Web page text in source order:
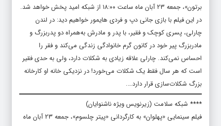
برتون»، جمعه ۲۳ آبان ماه ساعت ۱۸:۰۰ از شبکه امید پخش خواهد شد.
در این فیلم با بازی جانی دپ و فردی هایمور خواهیم دید: در لندن
چارلی، پسری کوچک و فقیر، با پدر و مادرش به‌همراه دو پدربزرگ و
مادربزرگ پیر خود در کانون گرم خانوادگی زندگی می‌کند و فقر را
احساس نمی‌کند. چارلی علاقه‌ زیادی به شکلات دارد، ولی به حدی فقیر
است که هر سال فقط یک شکلات می‌خورد! در نزدیکی خانه‌ او کارخانه‌
بزرگ شکلات‌سازی قرار دارد….
**** شبکه سلامت (زیرنویس ویژه ناشنوایان)
فیلم سینمایی «پهلوان» به کارگردانی «پیتر چلسوم»، جمعه ۲۳ آبان ماه